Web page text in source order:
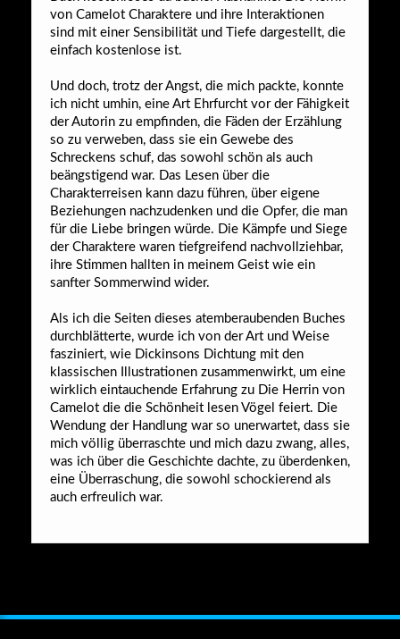
von Camelot Charaktere und ihre Interaktionen
sind mit einer Sensibilität und Tiefe dargestellt, die
einfach kostenlose ist.
Und doch, trotz der Angst, die mich packte, konnte
ich nicht umhin, eine Art Ehrfurcht vor der Fähigkeit
der Autorin zu empfinden, die Fäden der Erzählung
so zu verweben, dass sie ein Gewebe des
Schreckens schuf, das sowohl schön als auch
beängstigend war. Das Lesen über die
Charakterreisen kann dazu führen, über eigene
Beziehungen nachzudenken und die Opfer, die man
für die Liebe bringen würde. Die Kämpfe und Siege
der Charaktere waren tiefgreifend nachvollziehbar,
ihre Stimmen hallten in meinem Geist wie ein
sanfter Sommerwind wider.
Als ich die Seiten dieses atemberaubenden Buches
durchblätterte, wurde ich von der Art und Weise
fasziniert, wie Dickinsons Dichtung mit den
klassischen Illustrationen zusammenwirkt, um eine
wirklich eintauchende Erfahrung zu Die Herrin von
Camelot die die Schönheit lesen Vögel feiert. Die
Wendung der Handlung war so unerwartet, dass sie
mich völlig überraschte und mich dazu zwang, alles,
was ich über die Geschichte dachte, zu überdenken,
eine Überraschung, die sowohl schockierend als
auch erfreulich war.